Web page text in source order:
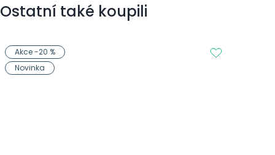
Ostatní také koupili
Akce -20 %
Novinka